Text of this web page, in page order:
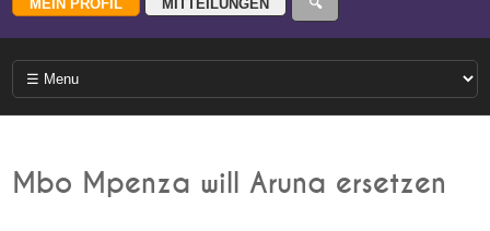
Mbo Mpenza will Aruna ersetzen